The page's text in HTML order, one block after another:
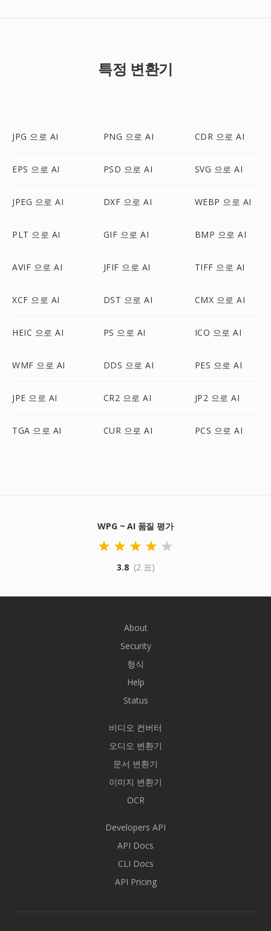
특정 변환기
JPG 으로 AI PNG 으로 AI CDR 으로 AI
EPS 으로 AI PSD 으로 AI SVG 으로 AI
JPEG 으로 AI DXF 으로 AI WEBP 으로 AI
PLT 으로 AI GIF 으로 AI BMP 으로 AI
AVIF 으로 AI JFIF 으로 AI TIFF 으로 AI
XCF 으로 AI DST 으로 AI CMX 으로 AI
HEIC 으로 AI PS 으로 AI ICO 으로 AI
WMF 으로 AI DDS 으로 AI PES 으로 AI
JPE 으로 AI CR2 으로 AI JP2 으로 AI
TGA 으로 AI CUR 으로 AI PCS 으로 AI
WPG ~ AI 품질 평가
3.8 (2 표)
About
Security
형식
Help
Status
비디오 컨버터
오디오 변환기
문서 변환기
이미지 변환기
OCR
Developers API
API Docs
CLI Docs
API Pricing